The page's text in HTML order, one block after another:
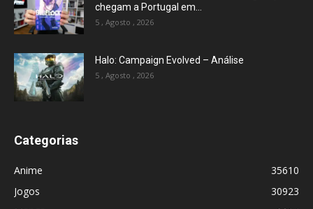
chegam a Portugal em...
5 , Agosto , 2026
Halo: Campaign Evolved – Análise
5 , Agosto , 2026
Categorias
Anime
35610
Jogos
30923